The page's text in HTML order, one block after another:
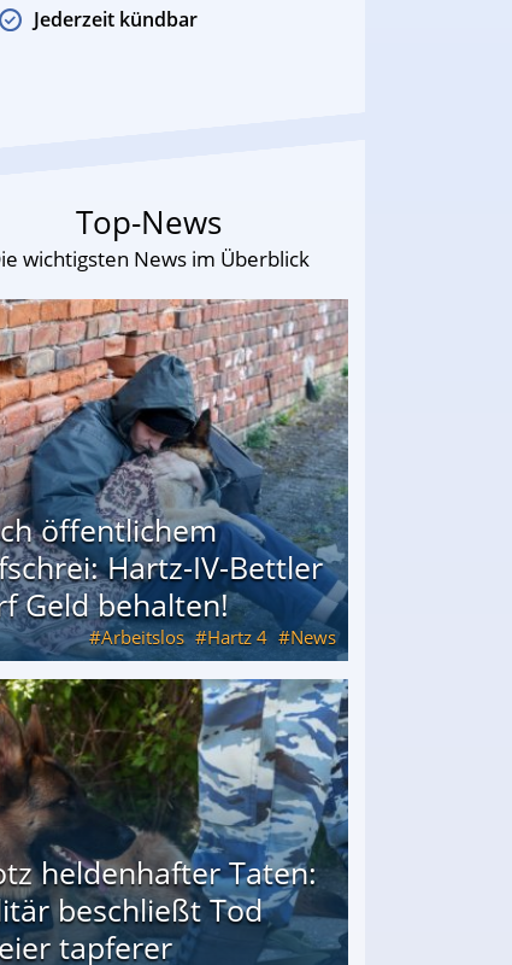
Jederzeit kündbar
Top-News
wichtigsten News im Überblick
öffentlichem
Hartz-IV-Bettler
Geld behalten!
Arbeitslos Hartz 4 News
behalten!
heldenhafter Taten:
beschließt Tod
tapferer